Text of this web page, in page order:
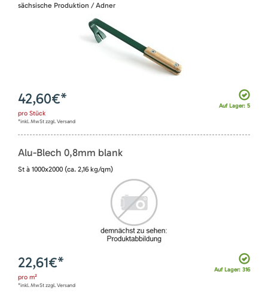
sächsische Produktion / Adner
Auf Lager: 5
42,60€*
pro Stück
*inkl. MwSt zzgl. Versand
Alu-Blech 0,8mm blank
St à 1000x2000 (ca. 2,16 kg/qm)
Auf Lager: 316
22,61€*
pro m²
*inkl. MwSt zzgl. Versand